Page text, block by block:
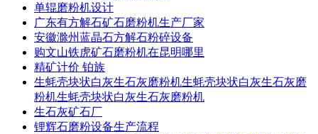
单辊磨粉机设计
广东有方解石矿石磨粉机生产厂家
安徽滁州蓝晶石方解石粉碎设备
购文山铁虎矿石磨粉机在昆明哪里
精矿计价 铂族
生蚝壳块状白灰生石灰磨粉机生蚝壳块状白灰生石灰磨
粉机生蚝壳块状白灰生石灰磨粉机
生石灰矿石厂
锂辉石磨粉设备生产流程